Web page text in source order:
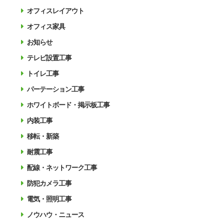
オフィスレイアウト
オフィス家具
お知らせ
テレビ設置工事
トイレ工事
パーテーション工事
ホワイトボード・掲示板工事
内装工事
移転・新築
耐震工事
配線・ネットワーク工事
防犯カメラ工事
電気・照明工事
ノウハウ・ニュース